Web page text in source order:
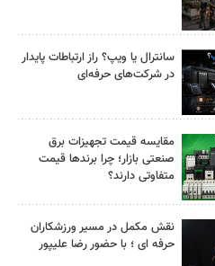
سانترال یا ویپ؟ راز ارتباطات پایدار
در شرکت‌های حرفه‌ای
مقایسه قیمت تجهیزات برق
صنعتی بازار؛ چرا برندها قیمت
متفاوتی دارند؟
نقش مکمل در مسیر ورزشکاران
حرفه ای ؛ با حضور رضا علیپور